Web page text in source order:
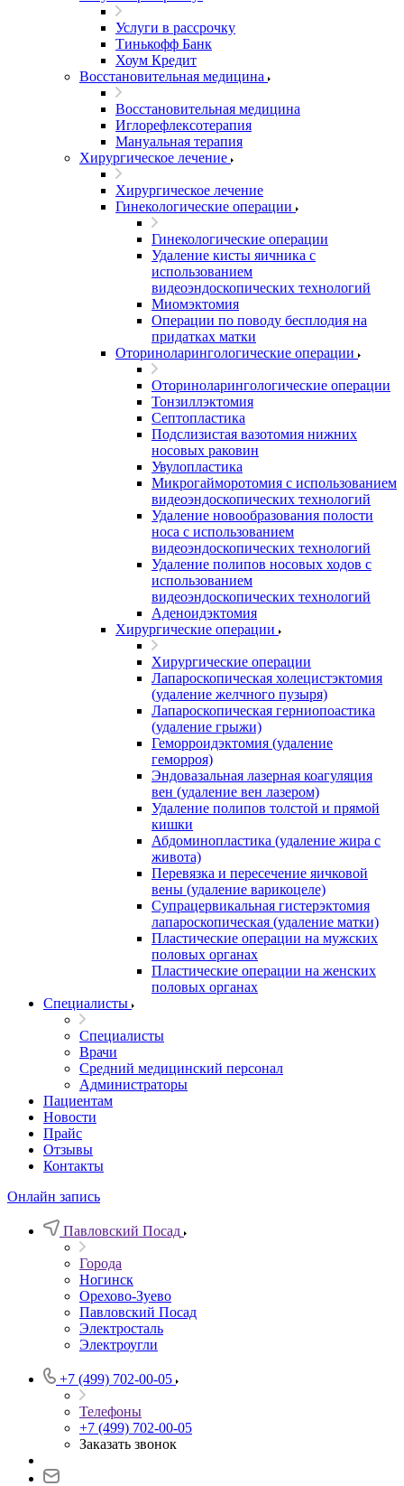
Услуги в рассрочку
Тинькофф Банк
Хоум Кредит
Восстановительная медицина
Восстановительная медицина
Иглорефлексотерапия
Мануальная терапия
Хирургическое лечение
Хирургическое лечение
Гинекологические операции
Гинекологические операции
Удаление кисты яичника с
использованием
видеоэндоскопических технологий
Миомэктомия
Операции по поводу бесплодия на
придатках матки
Оториноларингологические операции
Оториноларингологические операции
Тонзиллэктомия
Септопластика
Подслизистая вазотомия нижних
носовых раковин
Увулопластика
Микрогайморотомия с использованием
видеоэндоскопических технологий
Удаление новообразования полости
носа с использованием
видеоэндоскопических технологий
Удаление полипов носовых ходов с
использованием
видеоэндоскопических технологий
Аденоидэктомия
Хирургические операции
Хирургические операции
Лапароскопическая холецистэктомия
(удаление желчного пузыря)
Лапароскопическая герниопоастика
(удаление грыжи)
Геморроидэктомия (удаление
геморроя)
Эндовазальная лазерная коагуляция
вен (удаление вен лазером)
Удаление полипов толстой и прямой
кишки
Абдоминопластика (удаление жира с
живота)
Перевязка и пересечение яичковой
вены (удаление варикоцеле)
Супрацервикальная гистерэктомия
лапароскопическая (удаление матки)
Пластические операции на мужских
половых органах
Пластические операции на женских
половых органах
Специалисты
Специалисты
Врачи
Средний медицинский персонал
Администраторы
Пациентам
Новости
Прайс
Отзывы
Контакты
Онлайн запись
Павловский Посад
Города
Ногинск
Орехово-Зуево
Павловский Посад
Электросталь
Электроугли
+7 (499) 702-00-05
Телефоны
+7 (499) 702-00-05
Заказать звонок